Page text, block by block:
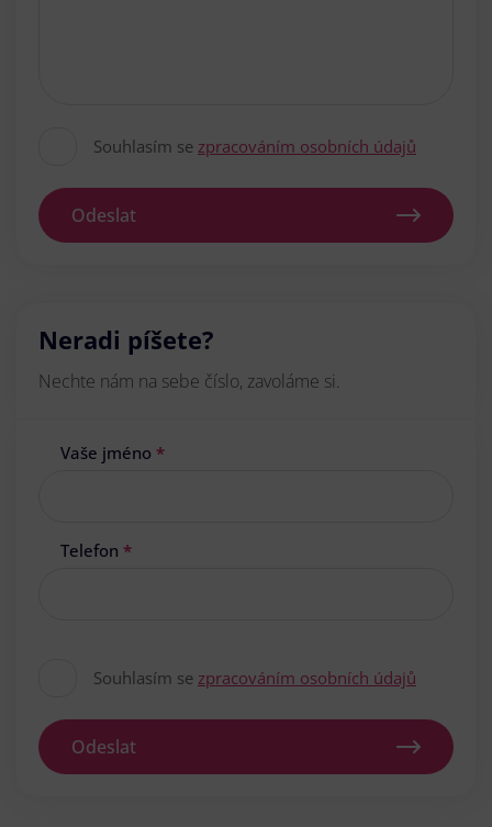
Souhlasím se zpracováním osobních údajů
Odeslat
Neradi píšete?
Nechte nám na sebe číslo, zavoláme si.
Vaše jméno *
Telefon *
Souhlasím se zpracováním osobních údajů
Odeslat